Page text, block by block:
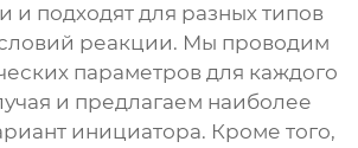
и подходят для разных типов
реакции. Мы проводим
параметров для каждого
и предлагаем наиболее
инициатора. Кроме того,